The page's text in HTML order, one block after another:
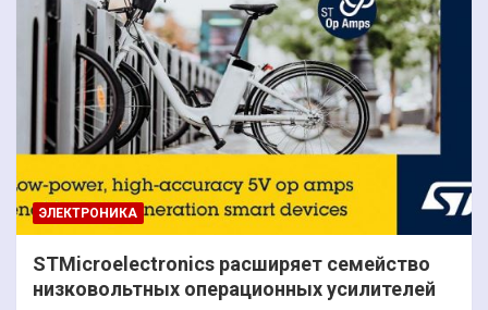
ЭЛЕКТРОНИКА
STMicroelectronics расширяет семейство
низковольтных операционных усилителей